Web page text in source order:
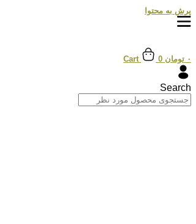
پرش به محتوا
۰ تومان 0
Cart
Search